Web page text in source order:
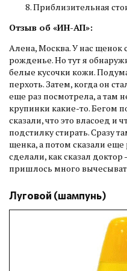
Приблизительная
Отзыв об «ИН-АП»:
Алена, Москва. У нас щенок
рожденье. Но тут я
белые кусочки кожи.
перхоть. Затем, когда он
еще раз посмотрела, а там
крупинки какие-то. Бегом
сказали, что это власоед и
подстилку стирать. Сразу
щенка, а потом сказали еще
сделали, как сказал
пришлось много
Луговой (шампунь)